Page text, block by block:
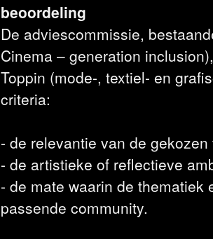
beoordeling
De adviescommissie,
Cinema – generation
Toppin (mode-, textiel- en
criteria:
- de relevantie van de
- de artistieke of reflectieve
- de mate waarin de thematiek
passende community.